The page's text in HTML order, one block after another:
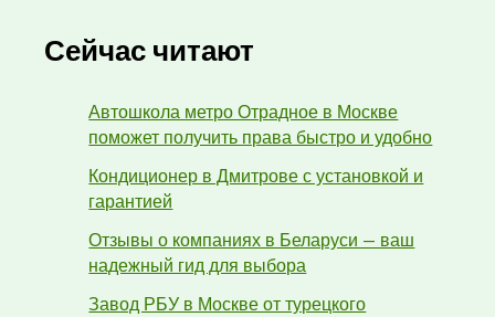
Сейчас читают
Автошкола метро Отрадное в Москве
поможет получить права быстро и удобно
Кондиционер в Дмитрове с установкой и
гарантией
Отзывы о компаниях в Беларуси — ваш
надежный гид для выбора
Завод РБУ в Москве от турецкого